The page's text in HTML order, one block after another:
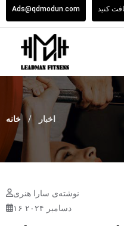
Ads@qdmodun.com کنید
خانه اخبار
نوشته‌ی سارا هنری
۱۶ دسامبر ۲۰۲۴